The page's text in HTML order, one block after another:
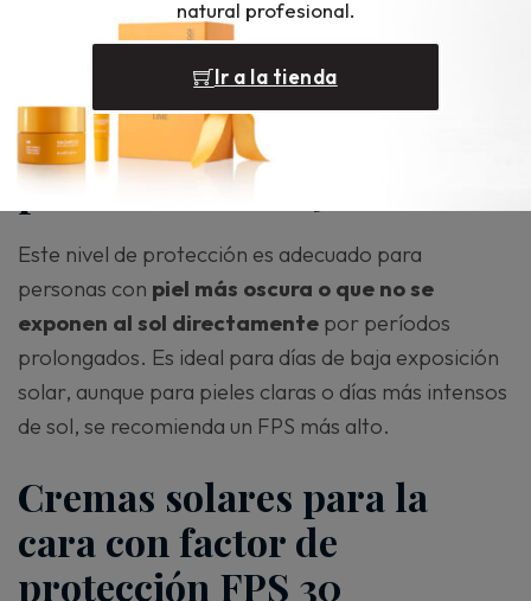
piel y la exposición al sol.
Cremas solares para la
cara con factor de
protección FPS 15
Este nivel de protección es adecuado para
personas con piel más oscura o que no se
exponen al sol directamente por períodos
prolongados. Es ideal para días de baja exposición
solar, aunque para pieles claras o días más intensos
de sol, se recomienda un FPS más alto.
Cremas solares para la
cara con factor de
protección FPS 30
natural profesional.
Ir a la tienda